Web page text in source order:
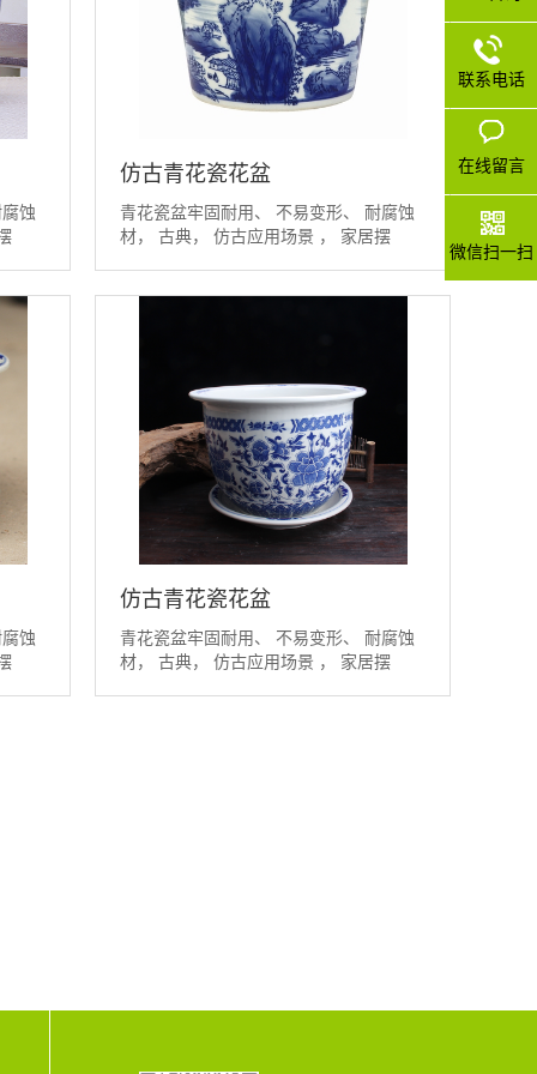
蚀
仿古青花瓷花盆
青花瓷盆牢固耐用、 不易变形、 耐腐蚀
材， 古典， 仿古应用场景 ， 家居摆
蚀
仿古青花瓷花盆
青花瓷盆牢固耐用、 不易变形、 耐腐蚀
材， 古典， 仿古应用场景 ， 家居摆
联系电话
在线留言
微信扫一扫